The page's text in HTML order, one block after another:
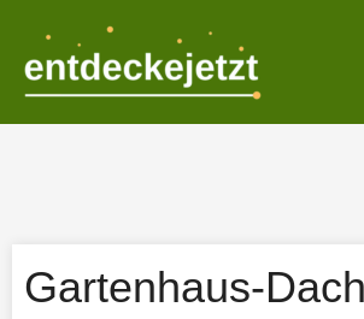
springen
Gartenhaus-